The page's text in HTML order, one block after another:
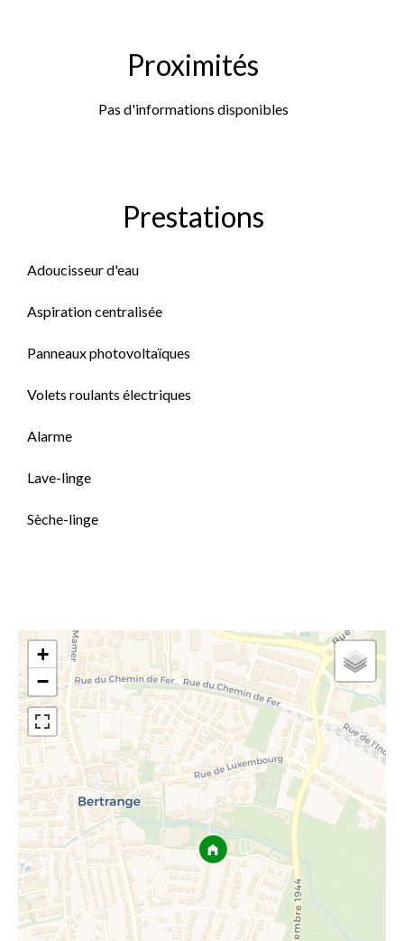
Proximités
Pas d'informations disponibles
Prestations
Adoucisseur d'eau
Aspiration centralisée
Panneaux photovoltaïques
Volets roulants électriques
Alarme
Lave-linge
Sèche-linge
+
−